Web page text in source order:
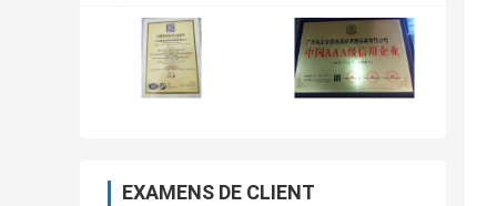
EXAMENS DE CLIENT